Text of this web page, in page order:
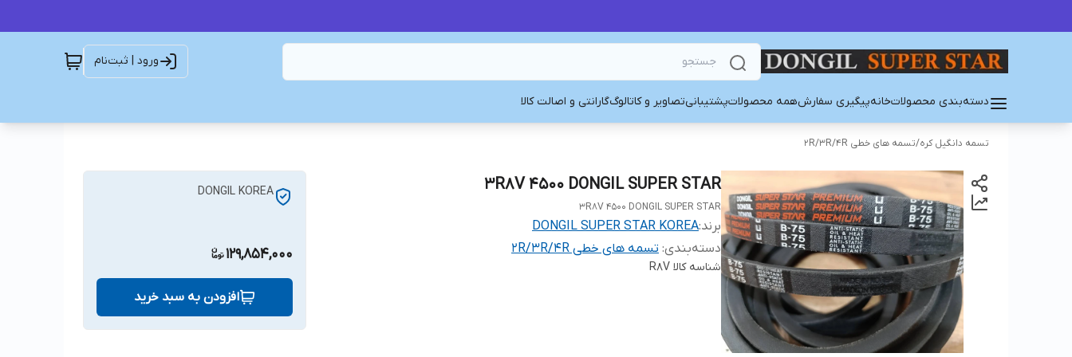
ورود | ثبت‌نام
دسته‌بندی محصولاتخانهپیگیری سفارشهمه محصولاتپشتیبانیتصاویر و کاتالوگگارانتی و اصالت کالا
تسمه دانگیل کره/تسمه های خطی 2R/3R/4R
3R8V 4500 DONGIL SUPER STAR
3R8V 4500 DONGIL SUPER STAR
برند:DONGIL SUPER STAR KOREA
دسته‌بندی: تسمه های خطی 2R/3R/4R
شناسه کالا R8V
DONGIL KOREA
129,854,000
افزودن به سبد خرید